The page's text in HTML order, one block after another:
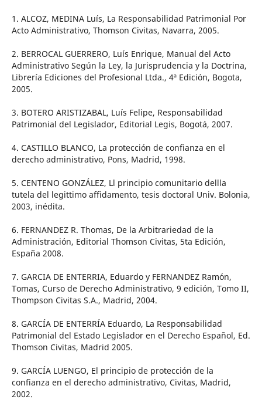
1. ALCOZ, MEDINA Luís, La Responsabilidad Patrimonial Por
Acto Administrativo, Thomson Civitas, Navarra, 2005.
2. BERROCAL GUERRERO, Luís Enrique, Manual del Acto
Administrativo Según la Ley, la Jurisprudencia y la Doctrina,
Librería Ediciones del Profesional Ltda., 4ª Edición, Bogota,
2005.
3. BOTERO ARISTIZABAL, Luís Felipe, Responsabilidad
Patrimonial del Legislador, Editorial Legis, Bogotá, 2007.
4. CASTILLO BLANCO, La protección de confianza en el
derecho administrativo, Pons, Madrid, 1998.
5. CENTENO GONZÁLEZ, Ll principio comunitario dellla
tutela del legittimo affidamento, tesis doctoral Univ. Bolonia,
2003, inédita.
6. FERNANDEZ R. Thomas, De la Arbitrariedad de la
Administración, Editorial Thomson Civitas, 5ta Edición,
España 2008.
7. GARCIA DE ENTERRIA, Eduardo y FERNANDEZ Ramón,
Tomas, Curso de Derecho Administrativo, 9 edición, Tomo II,
Thompson Civitas S.A., Madrid, 2004.
8. GARCÍA DE ENTERRÍA Eduardo, La Responsabilidad
Patrimonial del Estado Legislador en el Derecho Español, Ed.
Thomson Civitas, Madrid 2005.
9. GARCÍA LUENGO, El principio de protección de la
confianza en el derecho administrativo, Civitas, Madrid,
2002.